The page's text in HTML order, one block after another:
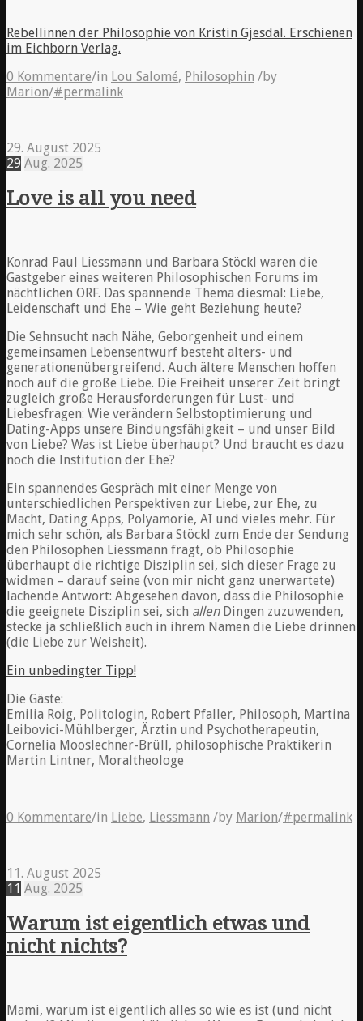
Rebellinnen der Philosophie von Kristin Gjesdal. Erschienen
im Eichborn Verlag.
0 Kommentare/in Lou Salomé, Philosophin /by
Marion/#permalink
29. August 2025
29 Aug. 2025
Love is all you need
Konrad Paul Liessmann und Barbara Stöckl waren die
Gastgeber eines weiteren Philosophischen Forums im
nächtlichen ORF. Das spannende Thema diesmal: Liebe,
Leidenschaft und Ehe – Wie geht Beziehung heute?
Die Sehnsucht nach Nähe, Geborgenheit und einem
gemeinsamen Lebensentwurf besteht alters- und
generationenübergreifend. Auch ältere Menschen hoffen
noch auf die große Liebe. Die Freiheit unserer Zeit bringt
zugleich große Herausforderungen für Lust- und
Liebesfragen: Wie verändern Selbstoptimierung und
Dating-Apps unsere Bindungsfähigkeit – und unser Bild
von Liebe? Was ist Liebe überhaupt? Und braucht es dazu
noch die Institution der Ehe?
Ein spannendes Gespräch mit einer Menge von
unterschiedlichen Perspektiven zur Liebe, zur Ehe, zu
Macht, Dating Apps, Polyamorie, AI und vieles mehr. Für
mich sehr schön, als Barbara Stöckl zum Ende der Sendung
den Philosophen Liessmann fragt, ob Philosophie
überhaupt die richtige Disziplin sei, sich dieser Frage zu
widmen – darauf seine (von mir nicht ganz unerwartete)
lachende Antwort: Abgesehen davon, dass die Philosophie
die geeignete Disziplin sei, sich allenDingen zuzuwenden,
stecke ja schließlich auch in ihrem Namen die Liebe drinnen
(die Liebe zur Weisheit).
Ein unbedingter Tipp!
Die Gäste:
Emilia Roig, Politologin, Robert Pfaller, Philosoph, Martina
Leibovici-Mühlberger, Ärztin und Psychotherapeutin,
Cornelia Mooslechner-Brüll, philosophische Praktikerin
Martin Lintner, Moraltheologe
0 Kommentare/in Liebe, Liessmann /by Marion/#permalink
11. August 2025
11 Aug. 2025
Warum ist eigentlich etwas und
nicht nichts?
Mami, warum ist eigentlich alles so wie es ist (und nicht